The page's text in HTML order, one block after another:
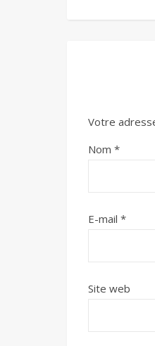
Votre
Nom *
E-mail *
Site web